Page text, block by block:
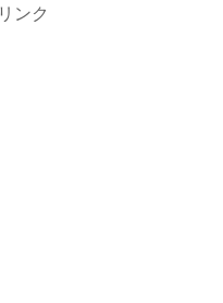
ンク